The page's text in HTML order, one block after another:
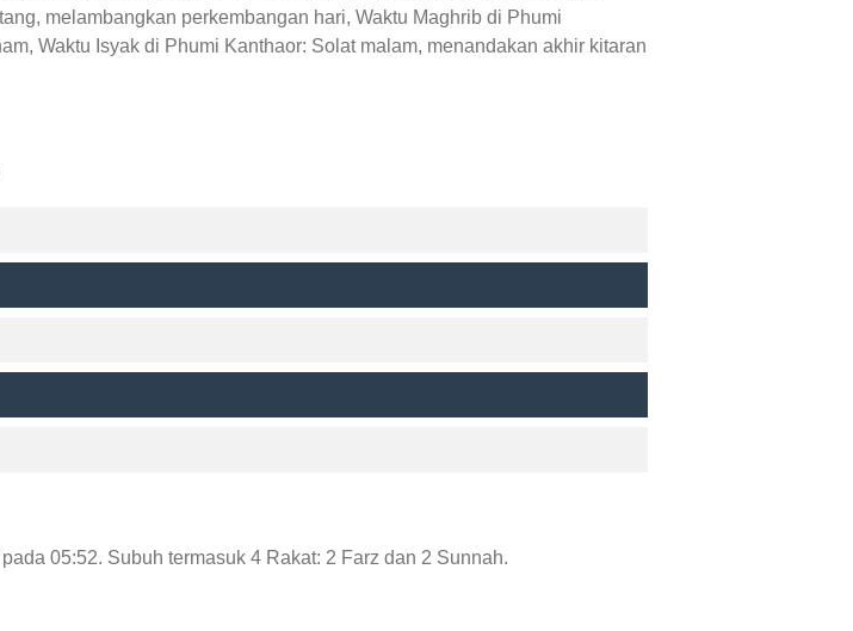
melambangkan perkembangan hari, Waktu Maghrib di Phumi
Waktu Isyak di Phumi Kanthaor: Solat malam, menandakan akhir kitaran
05:52. Subuh termasuk 4 Rakat: 2 Farz dan 2 Sunnah.